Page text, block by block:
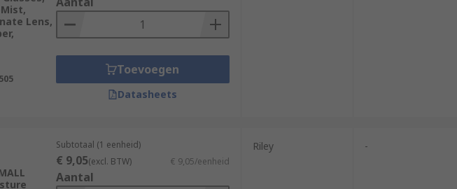
Lens,
Toevoegen
Datasheets
Subtotaal (1 eenheid)
€ 9,05(excl. BTW) € 9,05/eenheid
Aantal
Riley -